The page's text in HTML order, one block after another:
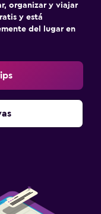
organizar y viajar
y está
del lugar en